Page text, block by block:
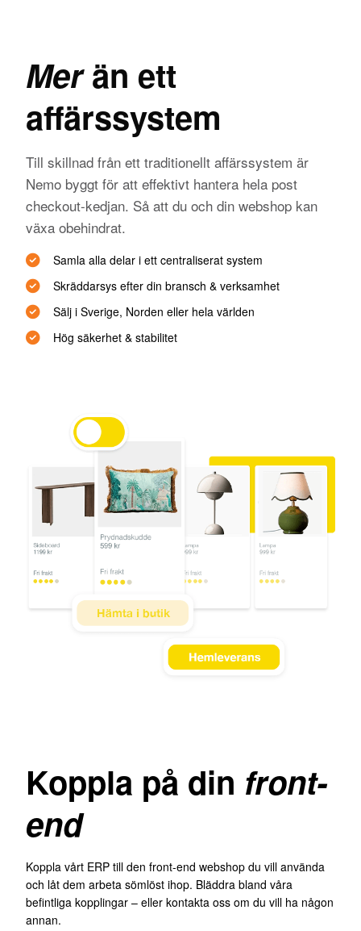
Merän ett
affärssystem
Till skillnad från ett traditionellt affärssystem är
Nemo byggt för att effektivt hantera hela post
checkout-kedjan. Så att du och din webshop kan
växa obehindrat.
Samla alla delar i ett centraliserat system
Skräddarsys efter din bransch & verksamhet
Sälj i Sverige, Norden eller hela världen
Hög säkerhet & stabilitet
Koppla på din front-
end
Koppla vårt ERP till den front-end webshop du vill använda
och låt dem arbeta sömlöst ihop. Bläddra bland våra
befintliga kopplingar – eller kontakta oss om du vill ha någon
annan.